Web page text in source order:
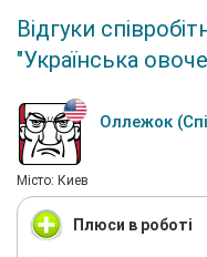
Відгуки
"Українська
Оллежок
Мiсто: Киев
Плюси в роботі